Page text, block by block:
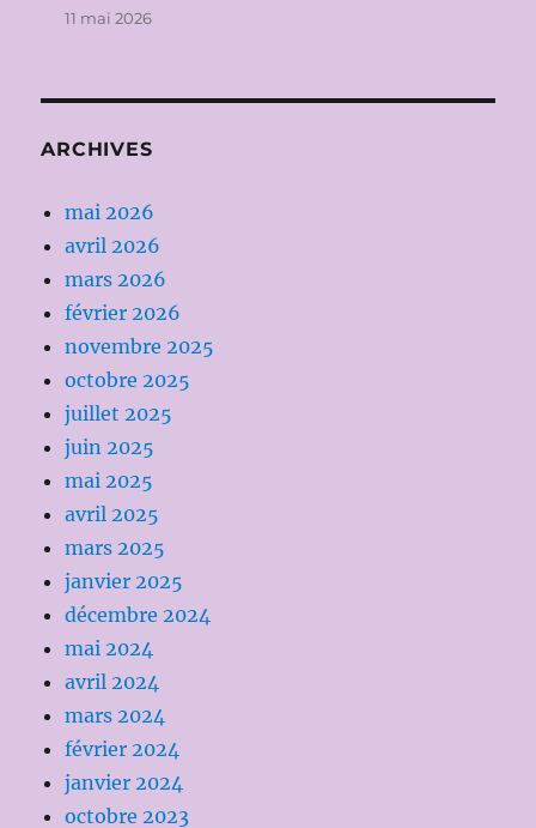
11 mai 2026
ARCHIVES
mai 2026
avril 2026
mars 2026
février 2026
novembre 2025
octobre 2025
juillet 2025
juin 2025
mai 2025
avril 2025
mars 2025
janvier 2025
décembre 2024
mai 2024
avril 2024
mars 2024
février 2024
janvier 2024
octobre 2023